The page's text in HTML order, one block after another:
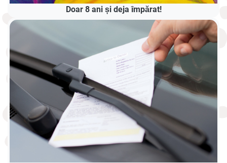
Doar 8 ani și deja împărat!